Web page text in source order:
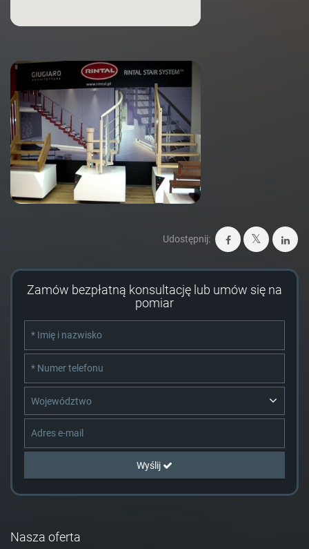
Udostępnij:
Zamów bezpłatną konsultację lub umów się na
pomiar
Województwo
Wyślij
Nasza oferta